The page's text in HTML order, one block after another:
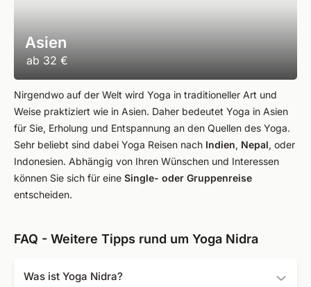
Asien
ab 32 €
Nirgendwo auf der Welt wird Yoga in traditioneller Art und
Weise praktiziert wie in Asien. Daher bedeutet Yoga in Asien
für Sie, Erholung und Entspannung an den Quellen des Yoga.
Sehr beliebt sind dabei Yoga Reisen nach Indien, Nepal, oder
Indonesien. Abhängig von Ihren Wünschen und Interessen
können Sie sich für eine Single- oder Gruppenreise
entscheiden.
FAQ - Weitere Tipps rund um Yoga Nidra
Was ist Yoga Nidra?